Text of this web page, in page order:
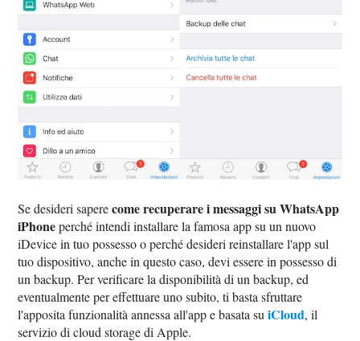
Se desideri saperecome recuperare i messaggi su WhatsApp
iPhoneperché intendi installare la famosa app su un nuovo
iDevice in tuo possesso o perché desideri reinstallare l'app sul
tuo dispositivo, anche in questo caso, devi essere in possesso di
un backup. Per verificare la disponibilità di un backup, ed
eventualmente per effettuare uno subito, ti basta sfruttare
l'apposita funzionalità annessa all'app e basata suiCloud, il
servizio di cloud storage di Apple.